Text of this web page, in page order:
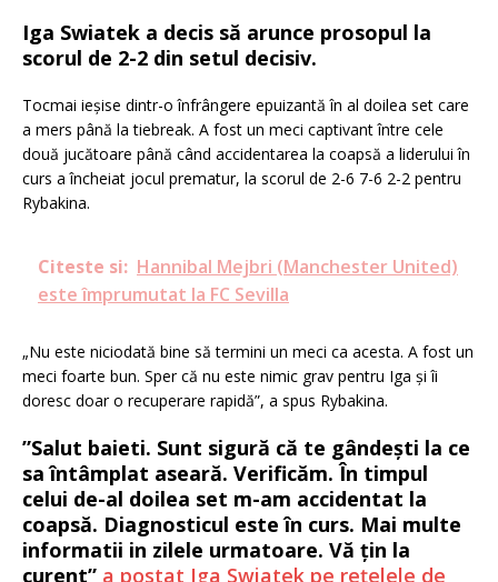
Iga Swiatek a decis să arunce prosopul la
scorul de 2-2 din setul decisiv.
Tocmai ieșise dintr-o înfrângere epuizantă în al doilea set care
a mers până la tiebreak. A fost un meci captivant între cele
două jucătoare până când accidentarea la coapsă a liderului în
curs a încheiat jocul prematur, la scorul de 2-6 7-6 2-2 pentru
Rybakina.
Citeste si: Hannibal Mejbri (Manchester United)
este împrumutat la FC Sevilla
„Nu este niciodată bine să termini un meci ca acesta. A fost un
meci foarte bun. Sper că nu este nimic grav pentru Iga și îi
doresc doar o recuperare rapidă”, a spus Rybakina.
”Salut baieti. Sunt sigură că te gândești la ce
sa întâmplat aseară. Verificăm. În timpul
celui de-al doilea set m-am accidentat la
coapsă. Diagnosticul este în curs. Mai multe
informatii in zilele urmatoare. Vă țin la
curent” a postat Iga Swiatek pe rețelele de